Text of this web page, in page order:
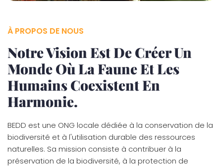
À PROPOS DE NOUS
Notre Vision Est De Créer Un
Monde Où La Faune Et Les
Humains Coexistent En
Harmonie.
BEDD est une ONG locale dédiée à la conservation de la
biodiversité et à l'utilisation durable des ressources
naturelles. Sa mission consiste à contribuer à la
préservation de la biodiversité, à la protection de